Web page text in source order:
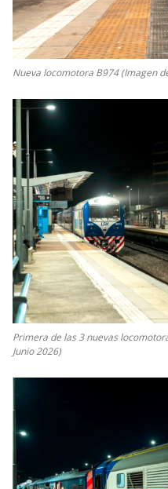
Nueva locomotora B974 (Imagen
Primera de las 3 nuevas
Junio 2026)